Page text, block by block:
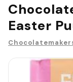
Easter